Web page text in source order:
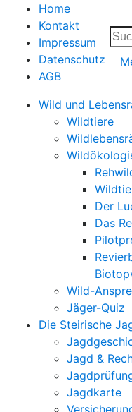
Home
Kontakt
Impressum
Datenschutz
AGB
Wild und
Wildtiere
Der
Das
Wild-
Jäger-Quiz
Die Steirische
Jagd &
Jagdkarte